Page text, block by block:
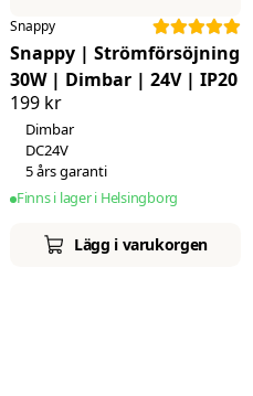
Snappy
Snappy | Strömförsöjning
30W | Dimbar | 24V | IP20
199 kr
Dimbar
DC24V
5 års garanti
Finns i lager i Helsingborg
Lägg i varukorgen